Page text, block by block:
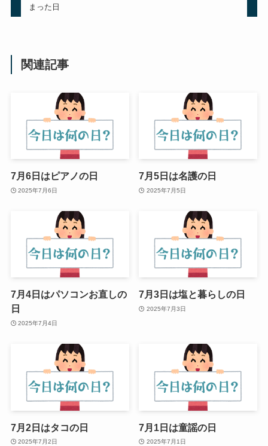
まった日
関連記事
7月6日はピアノの日
2025年7月6日
7月5日は名護の日
2025年7月5日
7月4日はパソコンお直しの
日
2025年7月4日
7月3日は塩と暮らしの日
2025年7月3日
7月2日はタコの日
2025年7月2日
7月1日は童謡の日
2025年7月1日